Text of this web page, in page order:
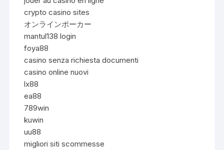
crypto casino sites
オンラインポーカー
mantul138 login
foya88
casino senza richiesta documenti
casino online nuovi
lx88
ea88
789win
kuwin
uu88
migliori siti scommesse